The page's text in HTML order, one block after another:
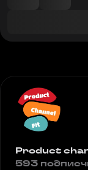
Product
593